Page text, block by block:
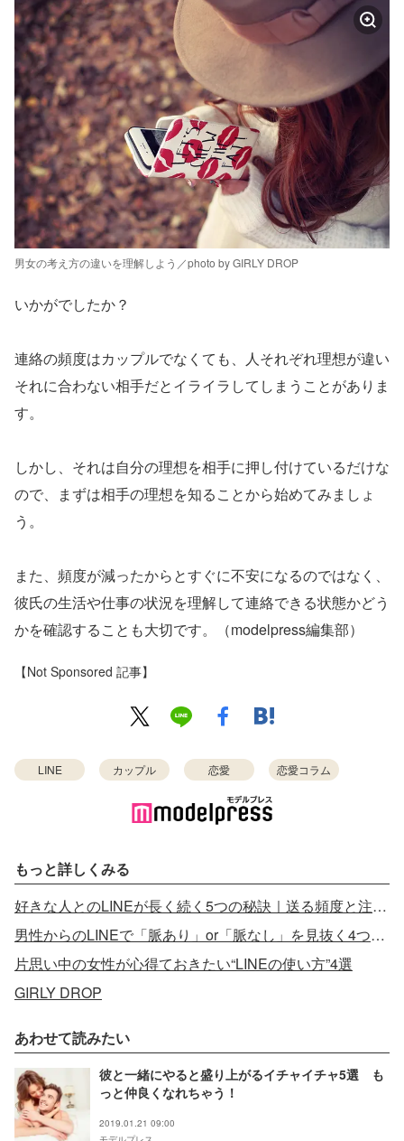
男女の考え方の違いを理解しよう／photo by GIRLY DROP
いかがでしたか？
連絡の頻度はカップルでなくても、人それぞれ理想が違い
それに合わない相手だとイライラしてしまうことがありま
す。
しかし、それは自分の理想を相手に押し付けているだけな
ので、まずは相手の理想を知ることから始めてみましょ
う。
また、頻度が減ったからとすぐに不安になるのではなく、
彼氏の生活や仕事の状況を理解して連絡できる状態かどう
かを確認することも大切です。（modelpress編集部）
【Not Sponsored 記事】
LINE カップル 恋愛 恋愛コラム
もっと詳しくみる
好きな人とのLINEが長く続く5つの秘訣｜送る頻度と注意点
男性からのLINEで「脈あり」or「脈なし」を見抜く4つの方法
片思い中の女性が心得ておきたい“LINEの使い方”4選
GIRLY DROP
あわせて読みたい
彼と一緒にやると盛り上がるイチャイチャ5選 も
っと仲良くなれちゃう！
2019.01.21 09:00